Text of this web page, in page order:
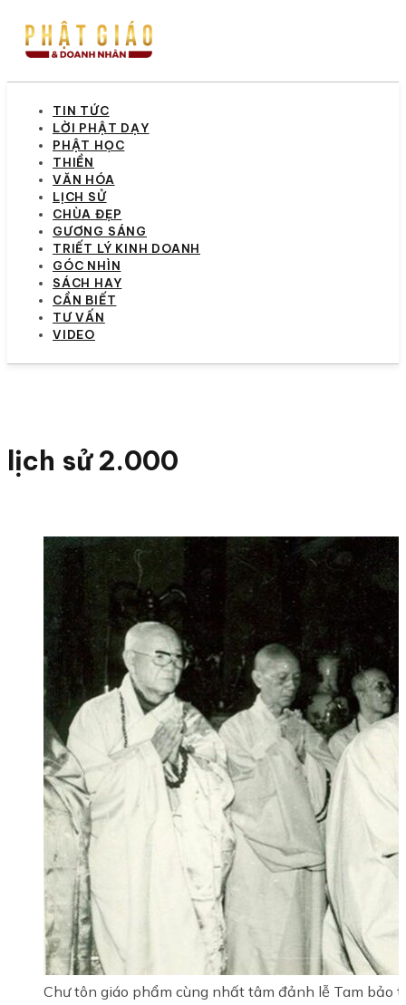
TIN TỨC
LỜI PHẬT DẠY
PHẬT HỌC
THIỀN
VĂN HÓA
LỊCH SỬ
CHÙA ĐẸP
GƯƠNG SÁNG
TRIẾT LÝ KINH DOANH
GÓC NHÌN
SÁCH HAY
CẦN BIẾT
TƯ VẤN
VIDEO
lịch sử 2.000
Chư tôn giáo phẩm cùng nhất tâm đảnh lễ Tam bảo